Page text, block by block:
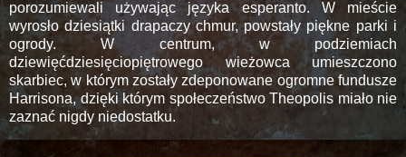
porozumiewali używając języka esperanto. W mieście
wyrosło dziesiątki drapaczy chmur, powstały piękne parki i
ogrody. W centrum, w podziemiach
dziewięćdziesięciopiętrowego wieżowca umieszczono
skarbiec, w którym zostały zdeponowane ogromne fundusze
Harrisona, dzięki którym społeczeństwo Theopolis miało nie
zaznać nigdy niedostatku.